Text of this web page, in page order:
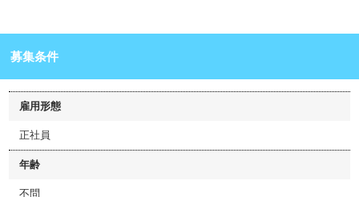
募集条件
雇用形態
正社員
年齢
不問